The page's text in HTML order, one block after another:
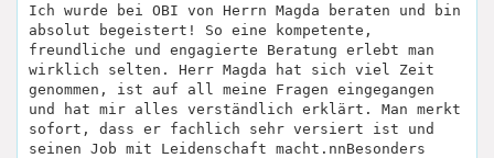
Ich wurde bei OBI von Herrn Magda beraten und bin
absolut begeistert! So eine kompetente,
freundliche und engagierte Beratung erlebt man
wirklich selten. Herr Magda hat sich viel Zeit
genommen, ist auf all meine Fragen eingegangen
und hat mir alles verständlich erklärt. Man merkt
sofort, dass er fachlich sehr versiert ist und
seinen Job mit Leidenschaft macht.nnBesonders